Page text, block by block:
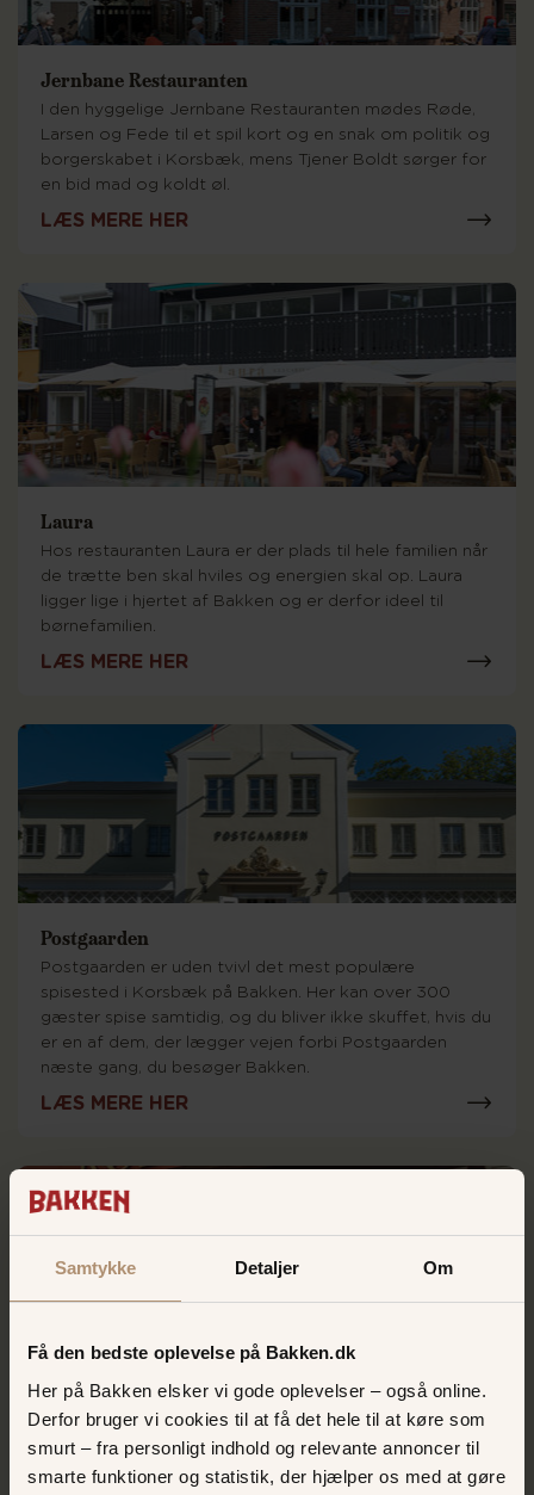
Samtykke Detaljer Om
Få den bedste oplevelse på Bakken.dk
Her på Bakken elsker vi gode oplevelser – også online.
Derfor bruger vi cookies til at få det hele til at køre som
smurt – fra personligt indhold og relevante annoncer til
smarte funktioner og statistik, der hjælper os med at gøre
Jernbane Restauranten
I den hyggelige Jernbane Restauranten mødes Røde,
Larsen og Fede til et spil kort og en snak om politik og
borgerskabet i Korsbæk, mens Tjener Boldt sørger for
en bid mad og koldt øl.
LÆS MERE HER
Laura
Hos restauranten Laura er der plads til hele familien når
de trætte ben skal hviles og energien skal op. Laura
ligger lige i hjertet af Bakken og er derfor ideel til
børnefamilien.
LÆS MERE HER
Postgaarden
Postgaarden er uden tvivl det mest populære
spisested i Korsbæk på Bakken. Her kan over 300
gæster spise samtidig, og du bliver ikke skuffet, hvis du
er en af dem, der lægger vejen forbi Postgaarden
næste gang, du besøger Bakken.
LÆS MERE HER
Røde Port
På Røde Port finder du et varieret og alsidigt
menukort, som byder på alt lige fra brunch, frokost og